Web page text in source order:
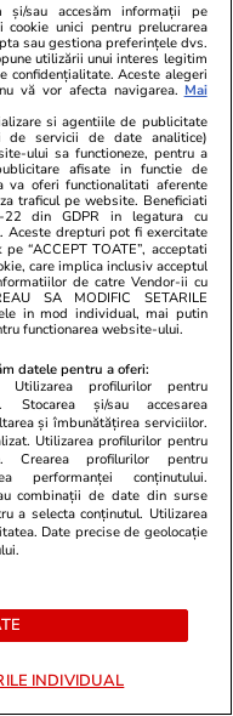
10 iul.
13 iul.
14 iul.
și/sau accesăm informații pe
unici pentru prelucrarea
sau gestiona preferințele dvs.
utilizării unui interes legitim
confidențialitate. Aceste alegeri
vă vor afecta navigarea. Mai
si agentiile de publicitate
de servicii de date analitice)
ului sa functioneze, pentru a
afisate in functie de
va oferi functionalitati aferente
traficul pe website. Beneficiati
din GDPR in legatura cu
Aceste drepturi pot fi exercitate
“ACCEPT TOATE”, acceptati
care implica inclusiv acceptul
de catre Vendor-ii cu
SA MODIFIC SETARILE
in mod individual, mai putin
functionarea website-ului.
datele pentru a oferi:
Utilizarea profilurilor pentru
Stocarea și/sau accesarea
și îmbunătățirea serviciilor.
Utilizarea profilurilor pentru
Crearea profilurilor pentru
performanței conținutului.
combinații de date din surse
a selecta conținutul. Utilizarea
Date precise de geolocație
INDIVIDUAL